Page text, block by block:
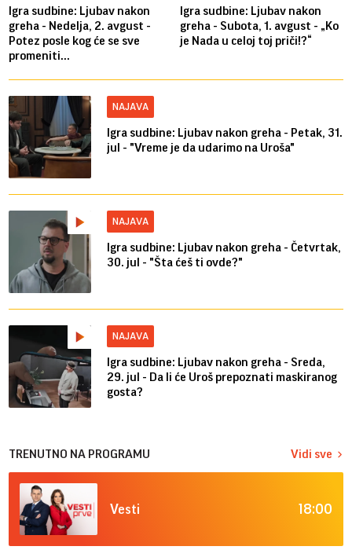
Igra sudbine: Ljubav nakon
greha - Nedelja, 2. avgust -
Potez posle kog će se sve
promeniti...
Igra sudbine: Ljubav nakon
greha - Subota, 1. avgust - „Ko
je Nada u celoj toj priči!?“
NAJAVA
Igra sudbine: Ljubav nakon greha - Petak, 31.
jul - "Vreme je da udarimo na Uroša"
NAJAVA
Igra sudbine: Ljubav nakon greha - Četvrtak,
30. jul - "Šta ćeš ti ovde?"
NAJAVA
Igra sudbine: Ljubav nakon greha - Sreda,
29. jul - Da li će Uroš prepoznati maskiranog
gosta?
TRENUTNO NA PROGRAMU Vidi sve
Vesti 18:00